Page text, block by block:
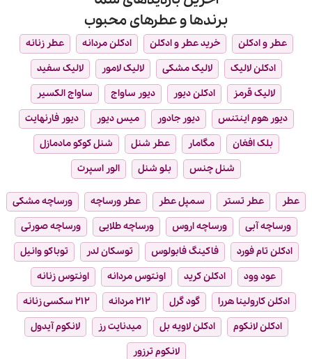
برندها و عطرهای محبوب
عطر و ادکلن خرید عطر و ادکلن ادکلن مردانه
عطر زنانه
ادکلن لالیک
لالیک مشکی لالیک لامور
لالیک سفید
لالیک قرمز
ادکلن دیور دیور ساواج
ساواج الکسیر
دیور هوم اینتنس
دیور جادور میس دیور
دیور فارنهایت
بلک افغان
مگامار عطر شنل
شنل کوکو مادمازل
شنل چنس
بلو شنل الور اسپرت
عطر عطر تستر سمپل عطر عطر ورساچه
ورساچه مشکی
ورساچه آبی
ورساچه اروس ورساچه طلایی
ورساچه صورتی
ادکلن تام فورد
فاکینگ فابولوس توسکان لدر
توباکو وانیل
عود وود
ادکلن کرید اونتوس مردانه
اونتوس زنانه
ادکلن کارولینا هررا
گود گرل ۲۱۲ مردانه
۲۱۲ سکسی زنانه
ادکلن لانکوم
ادکلن لاویه بل میدنایت رز
لانکوم آیدول
لانکوم ترزور